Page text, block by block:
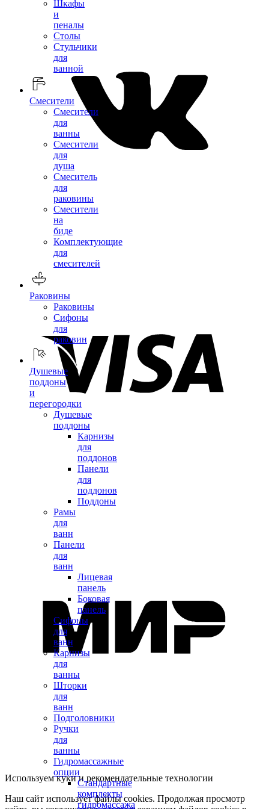
Шкафы
и
пеналы
Столы
Стульчики
для
ванной
Смесители
Смесители
для
ванны
Смесители
для
душа
Смеситель
для
раковины
Смесители
на
биде
Комплектующие
для
смесителей
Раковины
Раковины
Сифоны
для
раковин
Душевые
поддоны
и
перегородки
Душевые
поддоны
Карнизы
для
поддонов
Панели
для
поддонов
Поддоны
Рамы
для
ванн
Панели
для
ванн
Лицевая
панель
Боковая
панель
Сифоны
для
ванн
Карнизы
для
ванны
Шторки
для
ванн
Подголовники
Ручки
для
ванны
Гидромассажные
опции
Стандартные
комплекты
гидромассажа
Используем куки и рекомендательные технологии
Наш сайт использует файлы cookies. Продолжая просмотр